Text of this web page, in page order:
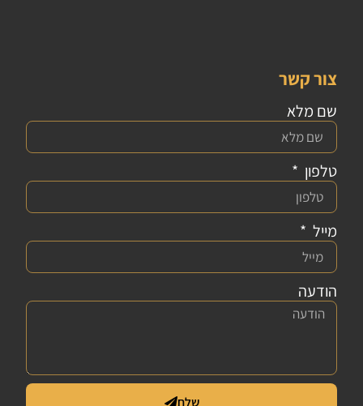
צור קשר
שם מלא
טלפון
מייל
הודעה
שלח